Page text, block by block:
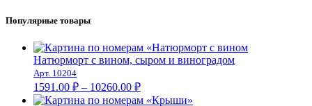
Популярные товары
Натюрморт с вином, сыром и виноградом
Арт. 10204
1591.00 ₽ – 10260.00 ₽Диапазон
цен: